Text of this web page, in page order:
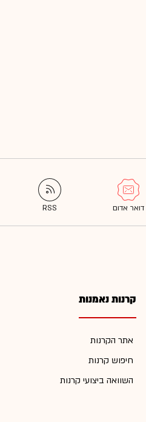
קרנות נאמנות
אתר הקרנות
חיפוש קרנות
השוואה ביצועי קרנות